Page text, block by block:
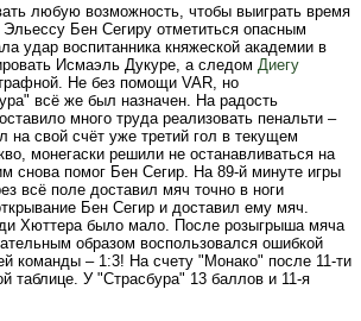
любую возможность, чтобы выиграть время
Бен Сегиру отметиться опасным
удар воспитанника княжеской академии в
Исмаэль Дукуре, а следом Диегу
Не без помощи VAR, но
всё же был назначен. На радость
много труда реализовать пенальти –
на свой счёт уже третий гол в текущем
монегаски решили не останавливаться на
снова помог Бен Сегир. На 89-й минуте игры
всё поле доставил мяч точно в ноги
Бен Сегир и доставил ему мяч.
Хюттера было мало. После розыгрыша мяча
образом воспользовался ошибкой
команды – 1:3! На счету "Монако" после 11-ти
таблице. У "Страсбура" 13 баллов и 11-я